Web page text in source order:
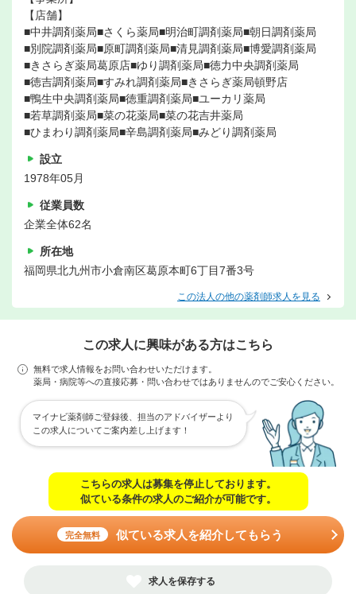
【店舗】
■中井調剤薬局■さくら薬局■明治町調剤薬局■朝日調剤薬局
■別院調剤薬局■原町調剤薬局■清見調剤薬局■博愛調剤薬局
■きさらぎ薬局葛原店■ゆり調剤薬局■徳力中央調剤薬局
■徳吉調剤薬局■すみれ調剤薬局■きさらぎ薬局頓野店
■鴨生中央調剤薬局■徳重調剤薬局■ユーカリ薬局
■若草調剤薬局■菜の花薬局■菜の花吉井薬局
■ひまわり調剤薬局■辛島調剤薬局■みどり調剤薬局
設立
1978年05月
従業員数
企業全体62名
所在地
福岡県北九州市小倉南区葛原本町6丁目7番3号
この法人の他の薬剤師求人を見る
この求人に興味がある方はこちら
無料で求人情報をお問い合わせいただけます。
薬局・病院等への直接応募・問い合わせではありませんのでご安心ください。
マイナビ薬剤師ご登録後、担当のアドバイザーより
この求人についてご案内差し上げます！
こちらの求人は募集を停止しております。
似ている条件の求人のご紹介が可能です。
完全無料 似ている求人を紹介してもらう
求人を保存する